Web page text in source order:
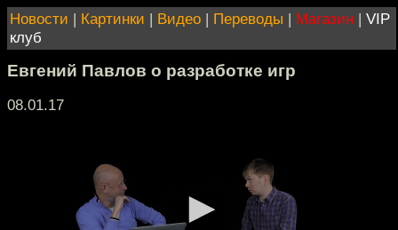
Новости | Картинки | Видео | Переводы | Магазин | VIP
клуб
Евгений Павлов о разработке игр
08.01.17